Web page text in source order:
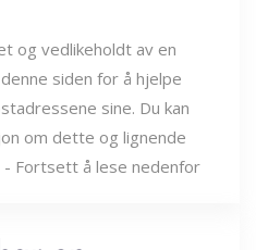
og vedlikeholdt av en
siden for å hjelpe
sine. Du kan
om dette og lignende
- Fortsett å lese nedenfor